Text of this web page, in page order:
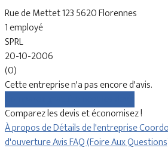
Rue de Mettet 123 5620 Florennes
1 employé
SPRL
20-10-2006
(0)
Cette entreprise n'a pas encore d'avis.
Comparez les devis et économisez !
À propos deDétails de l'entreprise
d'ouvertureAvisFAQ (Foire Aux